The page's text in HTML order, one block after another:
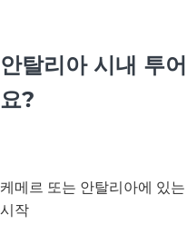
안탈리아 시내 투
요?
케메르 또는 안탈리아에 있
시작